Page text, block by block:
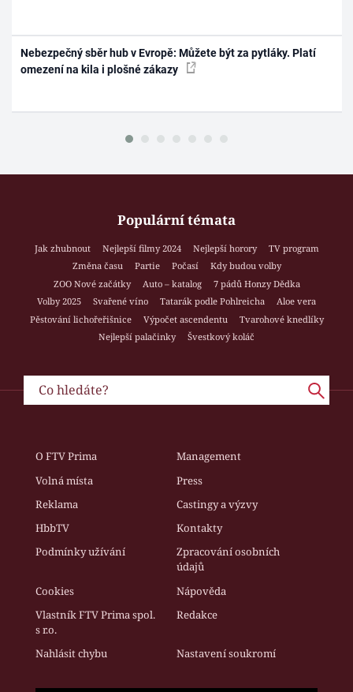
Nebezpečný sběr hub v Evropě: Můžete být za pytláky. Platí
omezení na kila i plošné zákazy
Populární témata
Jak zhubnout Nejlepší filmy 2024 Nejlepší horory
TV program
Změna času
Partie Počasí
Kdy budou volby
ZOO Nové začátky
Auto – katalog
7 pádů Honzy Dědka
Volby 2025
Svařené víno Tatarák podle Pohlreicha
Aloe vera
Pěstování lichořeřišnice
Výpočet ascendentu
Tvarohové knedlíky
Nejlepší palačinky
Švestkový koláč
O FTV Prima
Management
Volná místa
Press
Reklama
Castingy a výzvy
HbbTV
Kontakty
Podmínky užívání
Zpracování osobních
údajů
Cookies
Nápověda
Vlastník FTV Prima spol.
s r.o.
Redakce
Nahlásit chybu Nastavení soukromí